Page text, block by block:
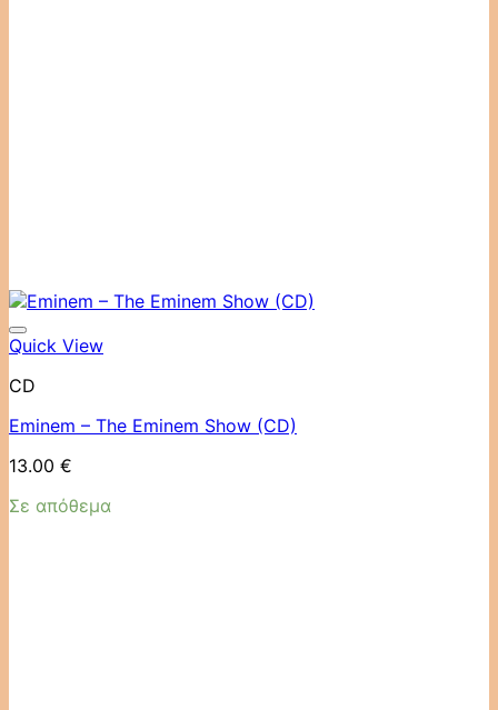
Quick View
CD
Eminem ‎– The Eminem Show (CD)
13.00 €
Σε απόθεμα